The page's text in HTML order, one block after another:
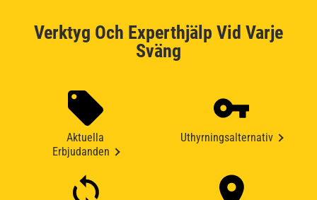
Verktyg Och Experthjälp Vid Varje
Sväng
Aktuella
Erbjudanden
Uthyrningsalternativ